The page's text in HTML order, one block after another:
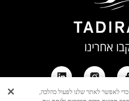
אחרינו
אנו משתמשים בקובצי Cookie כדי לאפשר לאתר שלנו לפעול כהלכה,